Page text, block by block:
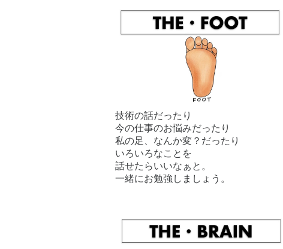
技術の話だったり
今の仕事のお悩みだったり
私の足、なんか変？だったり
いろいろなことを
話せたらいいなぁと。
一緒にお勉強しましょう。